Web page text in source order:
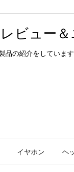
ビュー
の紹介をしています
イヤホン ヘ